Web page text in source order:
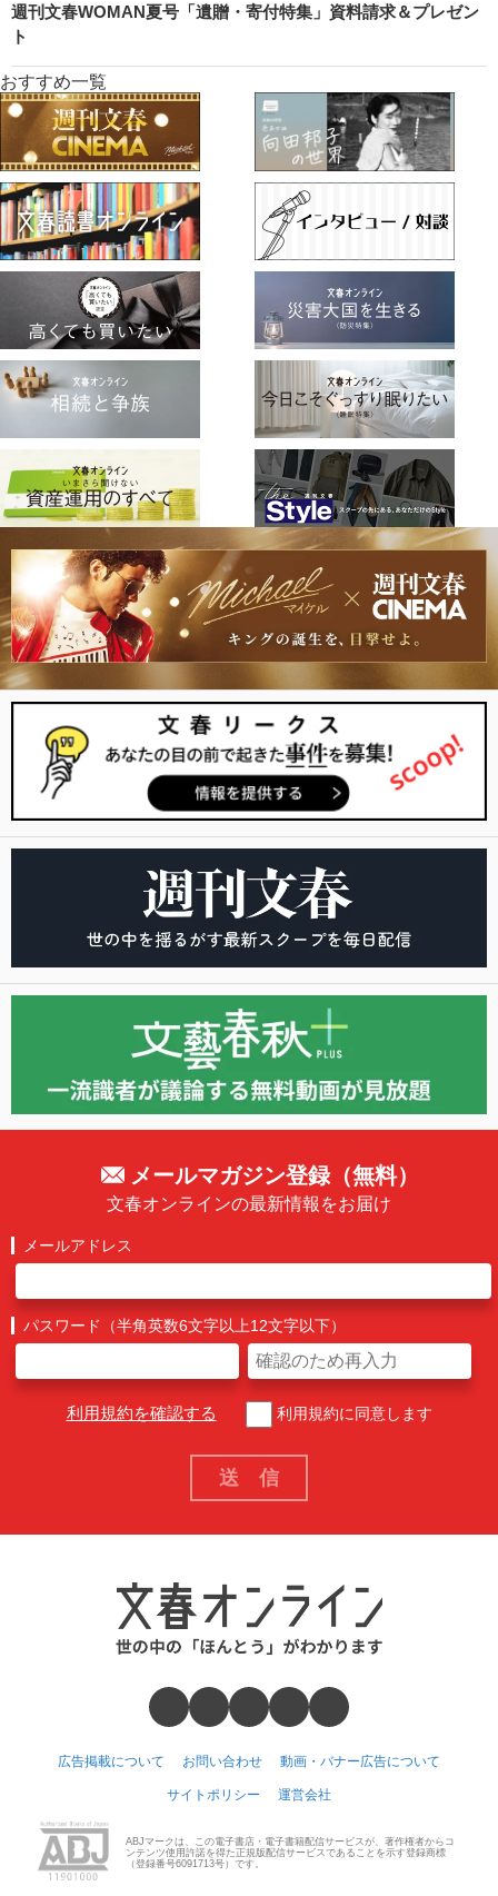
週刊文春WOMAN夏号「遺贈・寄付特集」資料請求＆プレゼン
ト
おすすめ一覧
メールマガジン登録（無料）
文春オンラインの最新情報をお届け
メールアドレス
パスワード（半角英数6文字以上12文字以下）
利用規約を確認する 利用規約に同意します
広告掲載について お問い合わせ 動画・バナー広告について
サイトポリシー 運営会社
ABJマークは、この電子書店・電子書籍配信サービスが、著作権者からコ
ンテンツ使用許諾を得た正規版配信サービスであることを示す登録商標
（登録番号6091713号）です。